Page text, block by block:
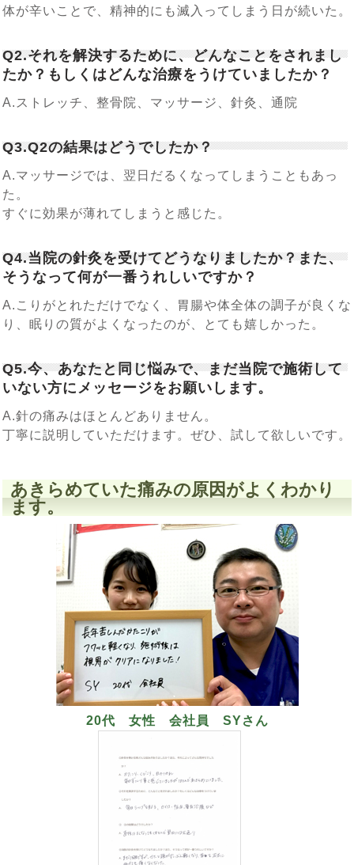
体が辛いことで、精神的にも滅入ってしまう日が続いた。
Q2.それを解決するために、どんなことをされまし
たか？もしくはどんな治療をうけていましたか？
A.ストレッチ、整骨院、マッサージ、針灸、通院
Q3.Q2の結果はどうでしたか？
A.マッサージでは、翌日だるくなってしまうこともあっ
た。
すぐに効果が薄れてしまうと感じた。
Q4.当院の針灸を受けてどうなりましたか？また、
そうなって何が一番うれしいですか？
A.こりがとれただけでなく、胃腸や体全体の調子が良くな
り、眠りの質がよくなったのが、とても嬉しかった。
Q5.今、あなたと同じ悩みで、まだ当院で施術して
いない方にメッセージをお願いします。
A.針の痛みはほとんどありません。
丁寧に説明していただけます。ぜひ、試して欲しいです。
あきらめていた痛みの原因がよくわかり
ます。
20代 女性 会社員 SYさん